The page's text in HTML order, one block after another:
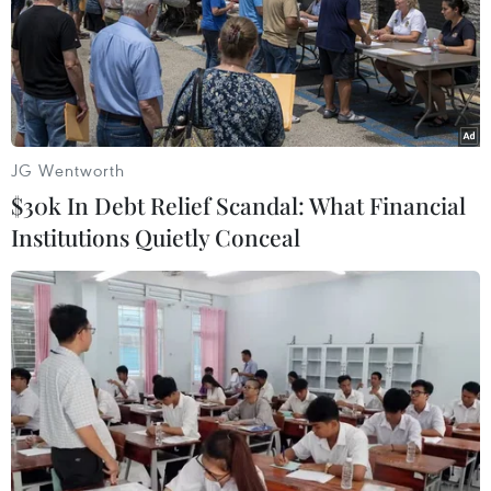
Mỹ có thể khiến châu Âu
chịu tác động ngược
05/08/2026 04:58
hưởng ra sao khi bão số 3
Kujira đi vào Biển Đông?
05/08/2026 04:56
Nhận định Philippines vs
Thái Lan: Madam Pang
treo thưởng tiền tỷ, "Voi
chiến" quyết thắng
04/08/2026 09:19
Làm rõ toàn bộ chuỗi hành
04/08/2026 04:15
JG Wentworth
$30k In Debt Relief Scandal: What Financial
Institutions Quietly Conceal